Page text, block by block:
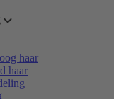
haar
haar